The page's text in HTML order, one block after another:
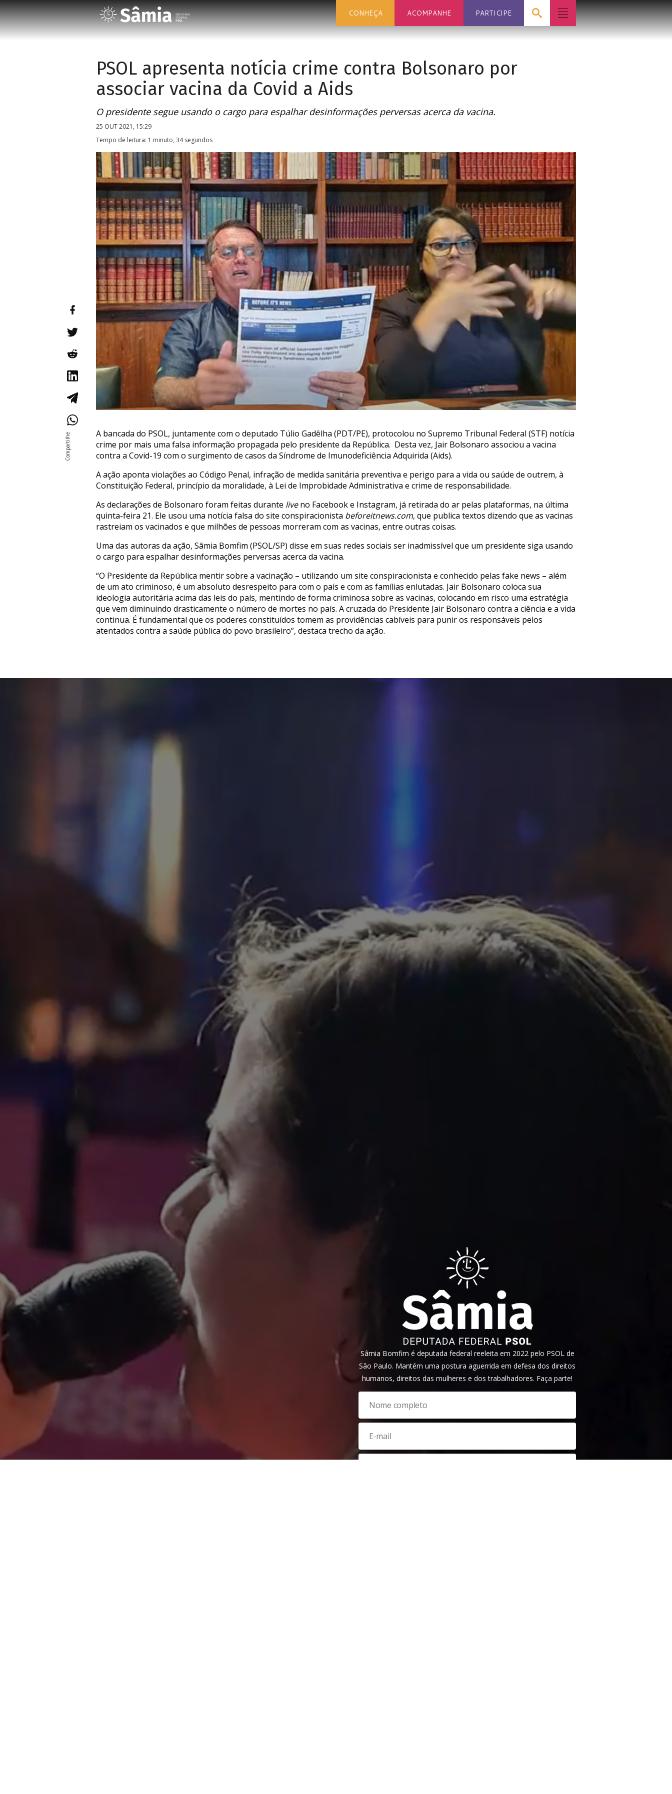
CONHEÇA ACOMPANHE PARTICIPE
PSOL apresenta notícia crime contra Bolsonaro por
associar vacina da Covid a Aids
O presidente segue usando o cargo para espalhar desinformações perversas acerca da vacina.
25 OUT 2021, 15:29
Tempo de leitura: 1 minuto, 34 segundos
A bancada do PSOL, juntamente com o deputado Túlio Gadêlha (PDT/PE), protocolou no Supremo Tribunal Federal (STF) notícia
crime por mais uma falsa informação propagada pelo presidente da República. Desta vez, Jair Bolsonaro associou a vacina
contra a Covid-19 com o surgimento de casos da Síndrome de Imunodeficiência Adquirida (Aids).
A ação aponta violações ao Código Penal, infração de medida sanitária preventiva e perigo para a vida ou saúde de outrem, à
Constituição Federal, princípio da moralidade, à Lei de Improbidade Administrativa e crime de responsabilidade.
As declarações de Bolsonaro foram feitas durante liveno Facebook e Instagram, já retirada do ar pelas plataformas, na última
quinta-feira 21. Ele usou uma notícia falsa do site conspiracionista beforeitnews.com, que publica textos dizendo que as vacinas
rastreiam os vacinados e que milhões de pessoas morreram com as vacinas, entre outras coisas.
Uma das autoras da ação, Sâmia Bomfim (PSOL/SP) disse em suas redes sociais ser inadmissível que um presidente siga usando
o cargo para espalhar desinformações perversas acerca da vacina.
“O Presidente da República mentir sobre a vacinação – utilizando um site conspiracionista e conhecido pelas fake news – além
de um ato criminoso, é um absoluto desrespeito para com o país e com as famílias enlutadas. Jair Bolsonaro coloca sua
ideologia autoritária acima das leis do país, mentindo de forma criminosa sobre as vacinas, colocando em risco uma estratégia
que vem diminuindo drasticamente o número de mortes no país. A cruzada do Presidente Jair Bolsonaro contra a ciência e a vida
continua. É fundamental que os poderes constituídos tomem as providências cabíveis para punir os responsáveis pelos
atentados contra a saúde pública do povo brasileiro”, destaca trecho da ação.
Sâmia Bomfim é deputada federal reeleita em 2022 pelo PSOL de
São Paulo. Mantém uma postura aguerrida em defesa dos direitos
humanos, direitos das mulheres e dos trabalhadores. Faça parte!